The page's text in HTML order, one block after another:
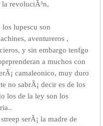
la revoluciÃ³n,
los lupescu son
aventureros ,
y sin embargo tenfgo
a muchos con
camaleonico, muy duro
no sabrÃ¡ decir es de los
los de la ley son los
serÃ¡ la madre de